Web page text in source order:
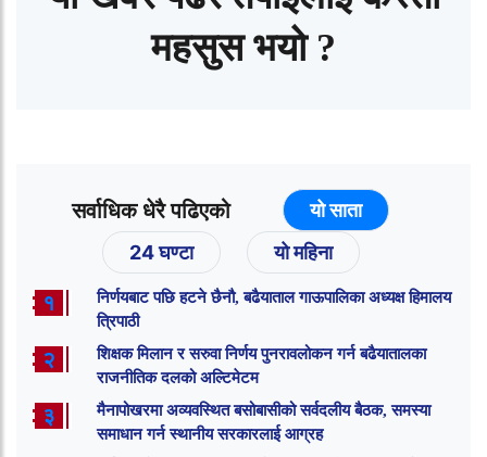
महसुस भयो ?
सर्वाधिक धेरै पढिएको
यो साता
24 घण्टा
यो महिना
१
निर्णयबाट पछि हटने छैनौ, बढैयाताल गाऊपालिका अध्यक्ष हिमालय
त्रिपाठी
२
शिक्षक मिलान र सरुवा निर्णय पुनरावलोकन गर्न बढैयातालका
राजनीतिक दलको अल्टिमेटम
३
मैनापोखरमा अव्यवस्थित बसोबासीको सर्वदलीय बैठक, समस्या
समाधान गर्न स्थानीय सरकारलाई आग्रह